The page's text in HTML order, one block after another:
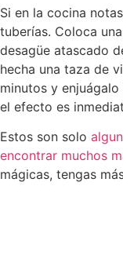
Si en la cocina
tuberías. Coloca
desagüe atascado
hecha una taza de
minutos y
el efecto es
Estos son solo
encontrar muchos
mágicas, tengas